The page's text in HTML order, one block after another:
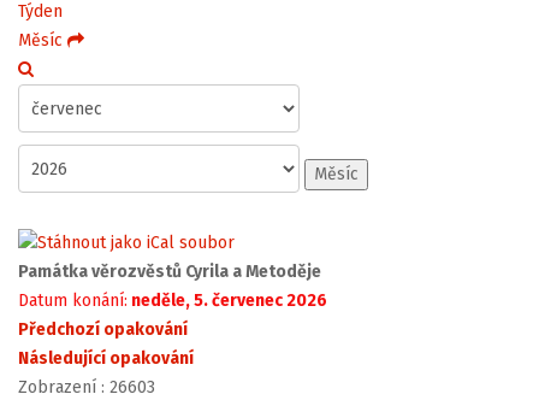
Týden
Měsíc
Měsíc
Památka věrozvěstů Cyrila a Metoděje
Datum konání: neděle, 5. červenec 2026
Předchozí opakování
Následující opakování
Zobrazení : 26603